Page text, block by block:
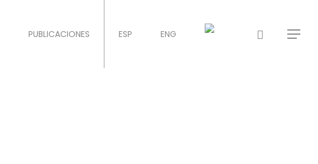
PUBLICACIONES ESP ENG